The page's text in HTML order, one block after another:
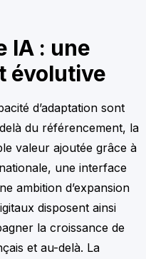
IA : une
évolutive
d’adaptation sont
du référencement, la
valeur ajoutée grâce à
une interface
ambition d’expansion
disposent ainsi
la croissance de
et au-delà. La